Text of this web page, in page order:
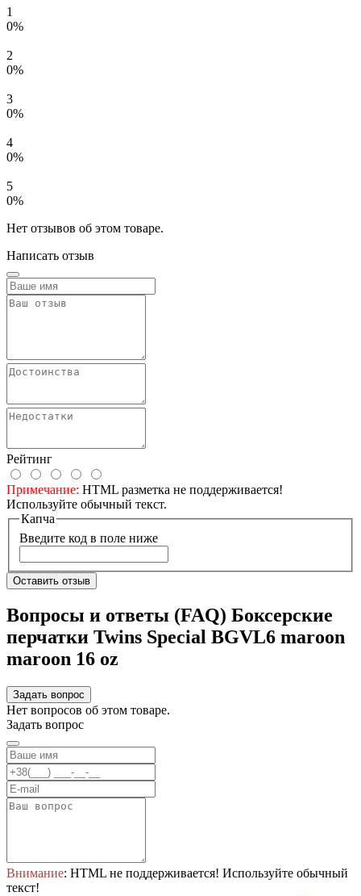
1
0%
2
0%
3
0%
4
0%
5
0%
Нет отзывов об этом товаре.
Написать отзыв
Рейтинг
Примечание: HTML разметка не поддерживается!
Используйте обычный текст.
Капча
Введите код в поле ниже
Оставить отзыв
Вопросы и ответы (FAQ) Боксерские
перчатки Twins Special BGVL6 maroon
maroon 16 oz
Задать вопрос
Нет вопросов об этом товаре.
Задать вопрос
Внимание: HTML не поддерживается! Используйте обычный
текст!